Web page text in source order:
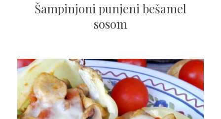
Šampinjoni punjeni bešamel
sosom